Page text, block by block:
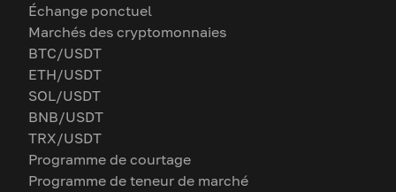
Échange ponctuel
Marchés des cryptomonnaies
BTC/USDT
ETH/USDT
SOL/USDT
BNB/USDT
TRX/USDT
Programme de courtage
Programme de teneur de marché